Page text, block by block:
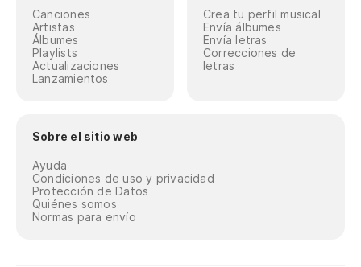
Canciones
Artistas
Álbumes
Playlists
Actualizaciones
Lanzamientos
Crea tu perfil musical
Envía álbumes
Envía letras
Correcciones de
letras
Sobre el sitio web
Ayuda
Condiciones de uso y privacidad
Protección de Datos
Quiénes somos
Normas para envío